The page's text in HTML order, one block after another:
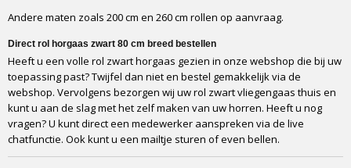
Andere maten zoals 200 cm en 260 cm rollen op aanvraag.
Direct rol horgaas zwart 80 cm breed bestellen
Heeft u een volle rol zwart horgaas gezien in onze webshop die bij uw
toepassing past? Twijfel dan niet en bestel gemakkelijk via de
webshop. Vervolgens bezorgen wij uw rol zwart vliegengaas thuis en
kunt u aan de slag met het zelf maken van uw horren. Heeft u nog
vragen? U kunt direct een medewerker aanspreken via de live
chatfunctie. Ook kunt u een mailtje sturen of even bellen.